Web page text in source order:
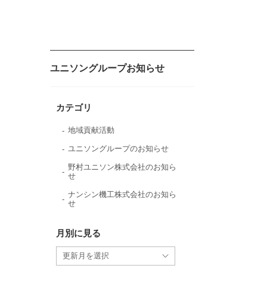
ユニソングループお知らせ
カテゴリ
地域貢献活動
ユニソングループのお知らせ
野村ユニソン株式会社のお知ら
せ
ナンシン機工株式会社のお知ら
せ
月別に見る